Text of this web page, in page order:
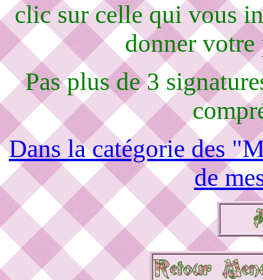
clic sur celle qui vous
donner votre
Pas plus de 3
Dans la catégorie des
de